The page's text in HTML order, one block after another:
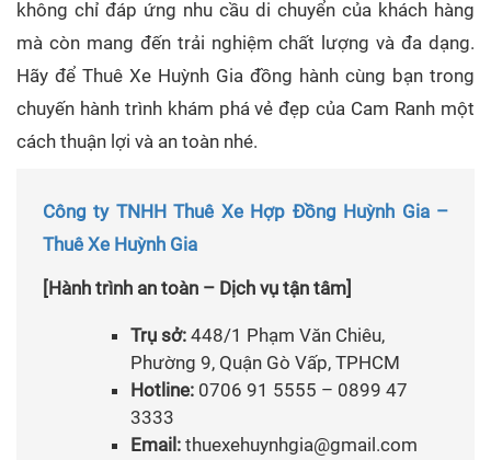
không chỉ đáp ứng nhu cầu di chuyển của khách hàng
mà còn mang đến trải nghiệm chất lượng và đa dạng.
Hãy để Thuê Xe Huỳnh Gia đồng hành cùng bạn trong
chuyến hành trình khám phá vẻ đẹp của Cam Ranh một
cách thuận lợi và an toàn nhé.
Công ty TNHH Thuê Xe Hợp Đồng Huỳnh Gia –
Thuê Xe Huỳnh Gia
[Hành trình an toàn – Dịch vụ tận tâm]
Trụ sở: 448/1 Phạm Văn Chiêu,
Phường 9, Quận Gò Vấp, TPHCM
Hotline: 0706 91 5555 – 0899 47
3333
Email: thuexehuynhgia@gmail.com